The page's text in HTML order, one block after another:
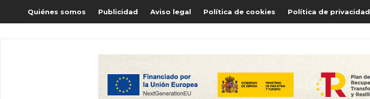
Quiénes somos Publicidad Aviso legal Política de cookies Política de privacidad